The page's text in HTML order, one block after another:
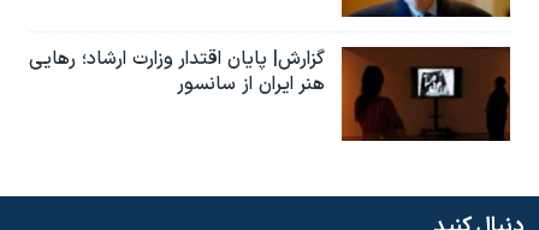
گزارش| پایان اقتدار وزارت ارشاد؛ رهایی
هنر ایران از سانسور